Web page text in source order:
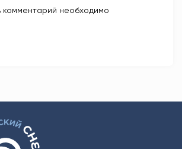
комментарий необходимо